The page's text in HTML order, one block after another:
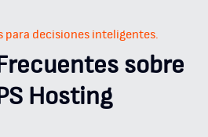
para decisiones inteligentes.
sobre
Hosting